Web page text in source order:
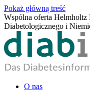
Pokaż główną treść
Wspólna oferta
Diabetologicznego i
O nas